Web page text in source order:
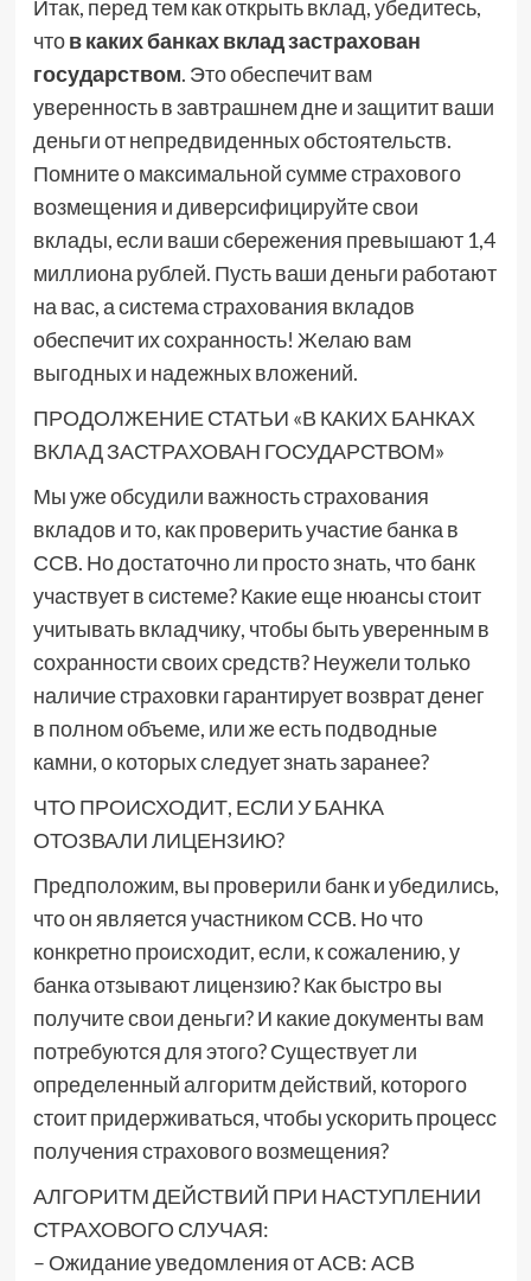
Итак, перед тем как открыть вклад, убедитесь,
чтов каких банках вклад застрахован
государством. Это обеспечит вам
уверенность в завтрашнем дне и защитит ваши
деньги от непредвиденных обстоятельств.
Помните о максимальной сумме страхового
возмещения и диверсифицируйте свои
вклады, если ваши сбережения превышают 1,4
миллиона рублей. Пусть ваши деньги работают
на вас, а система страхования вкладов
обеспечит их сохранность! Желаю вам
выгодных и надежных вложений.
ПРОДОЛЖЕНИЕ СТАТЬИ «В КАКИХ БАНКАХ
ВКЛАД ЗАСТРАХОВАН ГОСУДАРСТВОМ»
Мы уже обсудили важность страхования
вкладов и то, как проверить участие банка в
ССВ. Но достаточно ли просто знать, что банк
участвует в системе? Какие еще нюансы стоит
учитывать вкладчику, чтобы быть уверенным в
сохранности своих средств? Неужели только
наличие страховки гарантирует возврат денег
в полном объеме, или же есть подводные
камни, о которых следует знать заранее?
ЧТО ПРОИСХОДИТ, ЕСЛИ У БАНКА
ОТОЗВАЛИ ЛИЦЕНЗИЮ?
Предположим, вы проверили банк и убедились,
что он является участником ССВ. Но что
конкретно происходит, если, к сожалению, у
банка отзывают лицензию? Как быстро вы
получите свои деньги? И какие документы вам
потребуются для этого? Существует ли
определенный алгоритм действий, которого
стоит придерживаться, чтобы ускорить процесс
получения страхового возмещения?
АЛГОРИТМ ДЕЙСТВИЙ ПРИ НАСТУПЛЕНИИ
СТРАХОВОГО СЛУЧАЯ:
– Ожидание уведомления от АСВ: АСВ